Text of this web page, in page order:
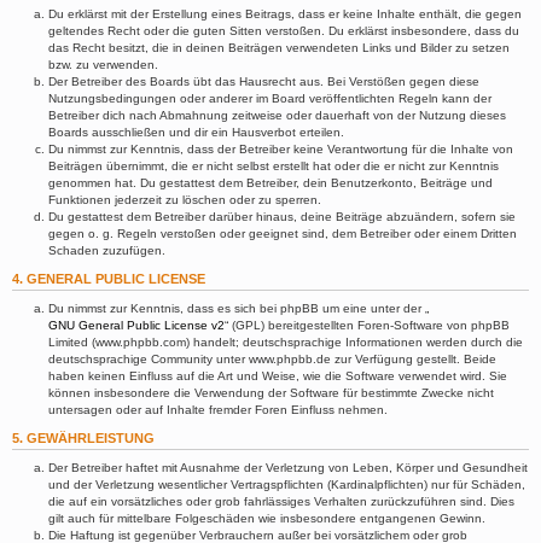
Du erklärst mit der Erstellung eines Beitrags, dass er keine Inhalte enthält, die gegen
geltendes Recht oder die guten Sitten verstoßen. Du erklärst insbesondere, dass du
das Recht besitzt, die in deinen Beiträgen verwendeten Links und Bilder zu setzen
bzw. zu verwenden.
Der Betreiber des Boards übt das Hausrecht aus. Bei Verstößen gegen diese
Nutzungsbedingungen oder anderer im Board veröffentlichten Regeln kann der
Betreiber dich nach Abmahnung zeitweise oder dauerhaft von der Nutzung dieses
Boards ausschließen und dir ein Hausverbot erteilen.
Du nimmst zur Kenntnis, dass der Betreiber keine Verantwortung für die Inhalte von
Beiträgen übernimmt, die er nicht selbst erstellt hat oder die er nicht zur Kenntnis
genommen hat. Du gestattest dem Betreiber, dein Benutzerkonto, Beiträge und
Funktionen jederzeit zu löschen oder zu sperren.
Du gestattest dem Betreiber darüber hinaus, deine Beiträge abzuändern, sofern sie
gegen o. g. Regeln verstoßen oder geeignet sind, dem Betreiber oder einem Dritten
Schaden zuzufügen.
4. GENERAL PUBLIC LICENSE
Du nimmst zur Kenntnis, dass es sich bei phpBB um eine unter der „
GNU General Public License v2“ (GPL) bereitgestellten Foren-Software von phpBB
Limited (www.phpbb.com) handelt; deutschsprachige Informationen werden durch die
deutschsprachige Community unter www.phpbb.de zur Verfügung gestellt. Beide
haben keinen Einfluss auf die Art und Weise, wie die Software verwendet wird. Sie
können insbesondere die Verwendung der Software für bestimmte Zwecke nicht
untersagen oder auf Inhalte fremder Foren Einfluss nehmen.
5. GEWÄHRLEISTUNG
Der Betreiber haftet mit Ausnahme der Verletzung von Leben, Körper und Gesundheit
und der Verletzung wesentlicher Vertragspflichten (Kardinalpflichten) nur für Schäden,
die auf ein vorsätzliches oder grob fahrlässiges Verhalten zurückzuführen sind. Dies
gilt auch für mittelbare Folgeschäden wie insbesondere entgangenen Gewinn.
Die Haftung ist gegenüber Verbrauchern außer bei vorsätzlichem oder grob